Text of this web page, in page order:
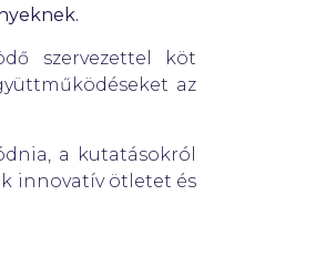
szervezettel köt
az
a kutatásokról
innovatív ötletet és